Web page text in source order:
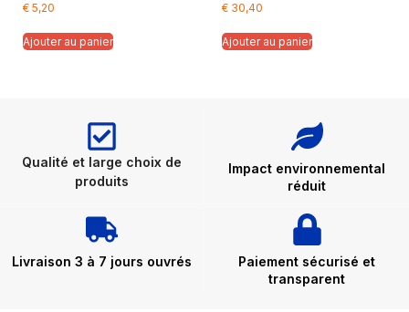
€ 5,20
Ajouter au panier
€30,40
Ajouter au panier
Qualité et large choix de
produits
Impact environnemental
réduit
Livraison 3 à 7 jours ouvrés
Paiement sécurisé et
transparent